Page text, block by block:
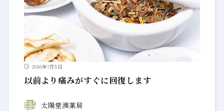
2016年7月5日
以前より痛みがすぐに回復します
太陽堂漢薬局